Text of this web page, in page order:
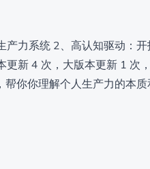
力系统 2、高认知驱动：
新 4 次，大版本更新 1 次，
你你理解个人生产力的本